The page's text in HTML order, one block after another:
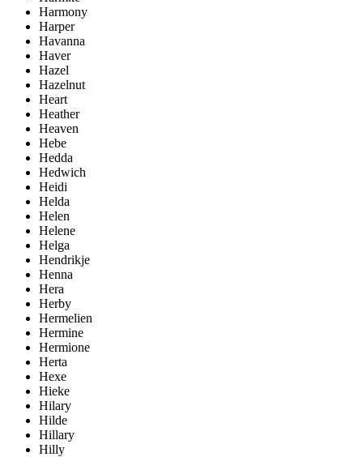
Harmony
Harper
Havanna
Haver
Hazel
Hazelnut
Heart
Heather
Heaven
Hebe
Hedda
Hedwich
Heidi
Helda
Helen
Helene
Helga
Hendrikje
Henna
Hera
Herby
Hermelien
Hermine
Hermione
Herta
Hexe
Hieke
Hilary
Hilde
Hillary
Hilly